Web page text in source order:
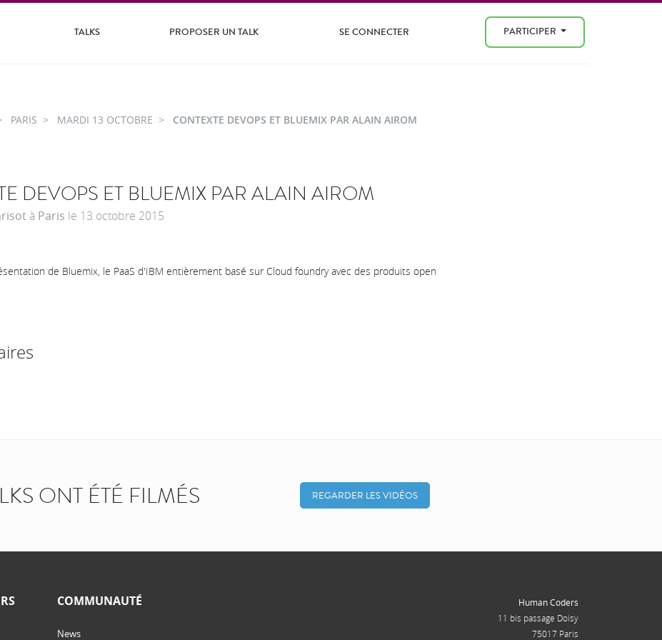
TALKS PROPOSER UN TALK SE CONNECTER PARTICIPER
PARIS MARDI 13 OCTOBRE CONTEXTE DEVOPS ET BLUEMIX PAR ALAIN AIROM
DEVOPS ET BLUEMIX PAR ALAIN AIROM
à Paris le 13 octobre 2015
de Bluemix, le PaaS d'IBM entièrement basé sur Cloud foundry avec des produits open
ONT ÉTÉ FILMÉS REGARDER LES VIDÉOS
COMMUNAUTÉ
News
Human Coders
11 bis passage Doisy
75017 Paris